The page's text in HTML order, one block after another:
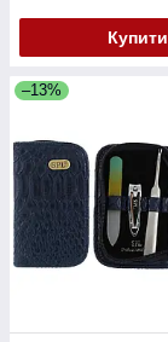
Купити
–13%